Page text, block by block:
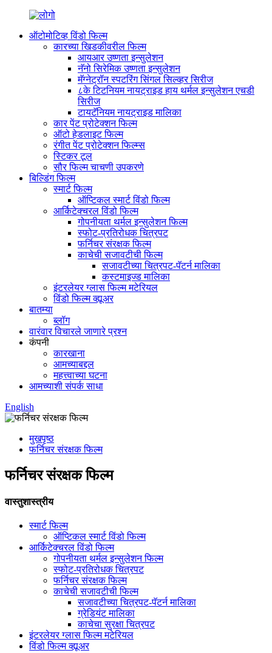
ऑटोमोटिव्ह विंडो फिल्म
कारच्या खिडकीवरील फिल्म
आयआर उष्णता इन्सुलेशन
नॅनो सिरेमिक उष्णता इन्सुलेशन
मॅग्नेट्रॉन स्पटरिंग सिंगल सिल्व्हर सिरीज
८के टिटनियम नायट्राइड हाय थर्मल इन्सुलेशन एचडी
सिरीज
टायटॅनियम नायट्राइड मालिका
कार पेंट प्रोटेक्शन फिल्म
ऑटो हेडलाइट फिल्म
रंगीत पेंट प्रोटेक्शन फिल्म्स
स्टिकर टूल
सौर फिल्म चाचणी उपकरणे
बिल्डिंग फिल्म
स्मार्ट फिल्म
ऑप्टिकल स्मार्ट विंडो फिल्म
आर्किटेक्चरल विंडो फिल्म
गोपनीयता थर्मल इन्सुलेशन फिल्म
स्फोट-प्रतिरोधक चित्रपट
फर्निचर संरक्षक फिल्म
काचेची सजावटीची फिल्म
सजावटीच्या चित्रपट-पॅटर्न मालिका
कस्टमाइज्ड मालिका
इंटरलेयर ग्लास फिल्म मटेरियल
विंडो फिल्म व्ह्यूअर
बातम्या
ब्लॉग
वारंवार विचारले जाणारे प्रश्न
कंपनी
कारखाना
आमच्याबद्दल
महत्त्वाच्या घटना
आमच्याशी संपर्क साधा
English
मुखपृष्ठ
फर्निचर संरक्षक फिल्म
फर्निचर संरक्षक फिल्म
वास्तुशास्त्रीय
स्मार्ट फिल्म
ऑप्टिकल स्मार्ट विंडो फिल्म
आर्किटेक्चरल विंडो फिल्म
गोपनीयता थर्मल इन्सुलेशन फिल्म
स्फोट-प्रतिरोधक चित्रपट
फर्निचर संरक्षक फिल्म
काचेची सजावटीची फिल्म
सजावटीच्या चित्रपट-पॅटर्न मालिका
ग्रेडियंट मालिका
काचेचा सुरक्षा चित्रपट
इंटरलेयर ग्लास फिल्म मटेरियल
विंडो फिल्म व्ह्यूअर